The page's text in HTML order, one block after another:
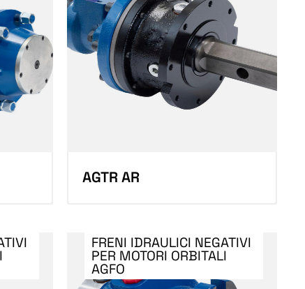
AGTR AR
FRENI IDRAULICI NEGATIVI
PER MOTORI ORBITALI
AGFO